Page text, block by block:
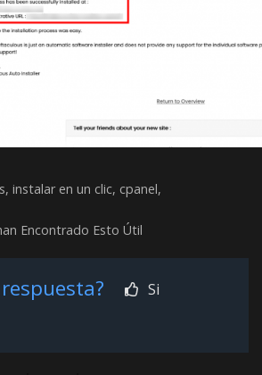
instalar en un clic, cpanel,
Encontrado Esto Útil
Si